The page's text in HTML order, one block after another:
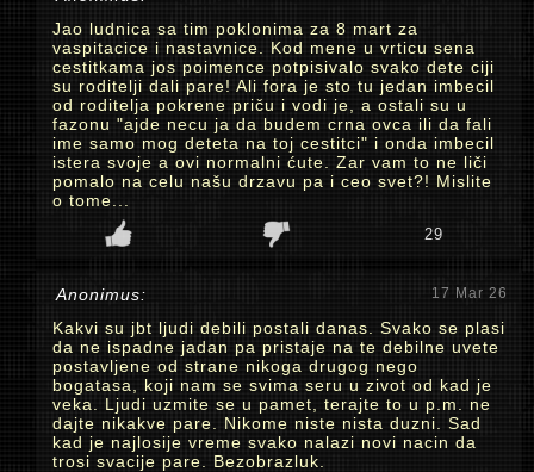
Jao ludnica sa tim poklonima za 8 mart za
vaspitacice i nastavnice. Kod mene u vrticu sena
cestitkama jos poimence potpisivalo svako dete ciji
su roditelji dali pare! Ali fora je sto tu jedan imbecil
od roditelja pokrene priču i vodi je, a ostali su u
fazonu "ajde necu ja da budem crna ovca ili da fali
ime samo mog deteta na toj cestitci" i onda imbecil
istera svoje a ovi normalni ćute. Zar vam to ne liči
pomalo na celu našu drzavu pa i ceo svet?! Mislite
o tome...
29
Anonimus: 17 Mar 26
Kakvi su jbt ljudi debili postali danas. Svako se plasi
da ne ispadne jadan pa pristaje na te debilne uvete
postavljene od strane nikoga drugog nego
bogatasa, koji nam se svima seru u zivot od kad je
veka. Ljudi uzmite se u pamet, terajte to u p.m. ne
dajte nikakve pare. Nikome niste nista duzni. Sad
kad je najlosije vreme svako nalazi novi nacin da
trosi svacije pare. Bezobrazluk.